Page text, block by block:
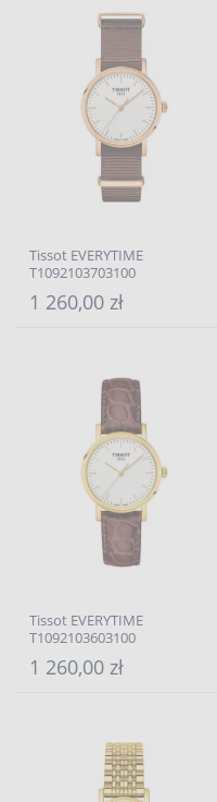
Tissot EVERYTIME
T1092103703100
1 260,00 zł
Tissot EVERYTIME
T1092103603100
1 260,00 zł